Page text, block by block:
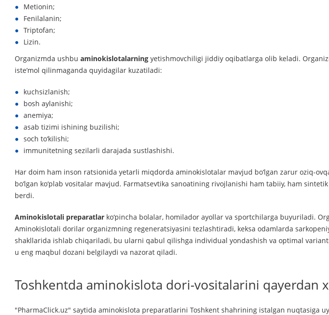
Metionin;
Fenilalanin;
Triptofan;
Lizin.
Organizmda ushbu aminokislotalarning yetishmovchiligi jiddiy oqibatlarga olib keladi.
iste’mol qilinmaganda quyidagilar kuzatiladi:
kuchsizlanish;
bosh aylanishi;
anemiya;
asab tizimi ishining buzilishi;
soch to‘kilishi;
immunitetning sezilarli darajada sustlashishi.
Har doim ham inson ratsionida yetarli miqdorda aminokislotalar mavjud bo‘lgan zarur oziq-
bo‘lgan ko‘plab vositalar mavjud. Farmatsevtika sanoatining rivojlanishi ham tabiiy, ham
berdi.
Aminokislotali preparatlar ko‘pincha bolalar, homilador ayollar va sportchilarga buyuriladi.
Aminokislotali dorilar organizmning regeneratsiyasini tezlashtiradi, keksa odamlarda
shakllarida ishlab chiqariladi, bu ularni qabul qilishga individual yondashish va optimal
u eng maqbul dozani belgilaydi va nazorat qiladi.
Toshkentda aminokislota dori-vositalarini qayerdan
"PharmaClick.uz" saytida aminokislota preparatlarini Toshkent shahrining istalgan nuqtasiga